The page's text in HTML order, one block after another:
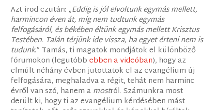
Azt írod ezután: „Eddig is jól elvoltunk egymás mellett,
harmincon éven át, míg nem tudtunk egymás
felfogásáról, és békében éltünk egymás mellett Krisztus
Testében. Talán térjünk ide vissza, ha egyet érteni nem is
tudunk.” Tamás, ti magatok mondjátok el különböző
fórumokon (legutóbbebben a videóban), hogy az
elmúlt néhány évben jutottatok el az evangélium új
felfogására, meghaladva a régit, tehát nem harminc
évről van szó, hanem amostról. Számunkra most
derült ki, hogy ti az evangélium kérdésében mást